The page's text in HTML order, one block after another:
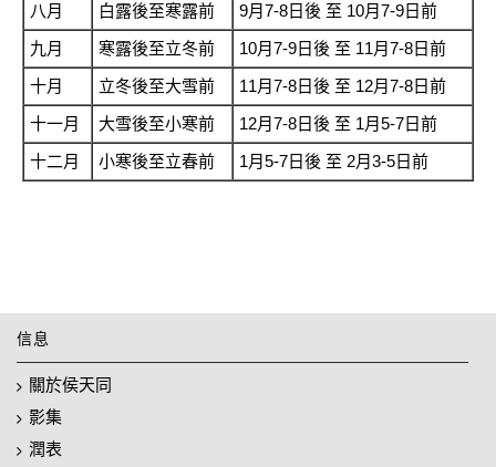
八月
白露後至寒露前
9月7-8日後 至 10月7-9日前
九月
寒露後至立冬前
10月7-9日後 至 11月7-8日前
十月
立冬後至大雪前
11月7-8日後 至 12月7-8日前
十一月
大雪後至小寒前
12月7-8日後 至 1月5-7日前
十二月
小寒後至立春前 1月5-7日後 至 2月3-5日前
信息
關於侯天同
影集
潤表